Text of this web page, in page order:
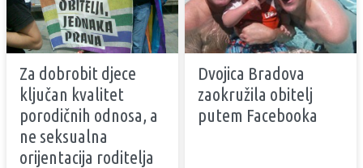
Za dobrobit djece
ključan kvalitet
porodičnih odnosa, a
ne seksualna
orijentacija roditelja
Dvojica Bradova
zaokružila obitelj
putem Facebooka